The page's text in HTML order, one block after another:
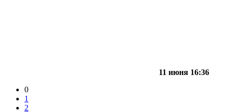
11 июня 16:36
0
1
2